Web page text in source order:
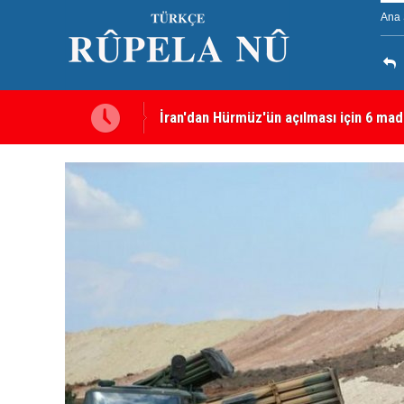
Ana
İran'dan Hürmüz'ün açılması için 6
Irkçı saldırı ardından tutuklanan